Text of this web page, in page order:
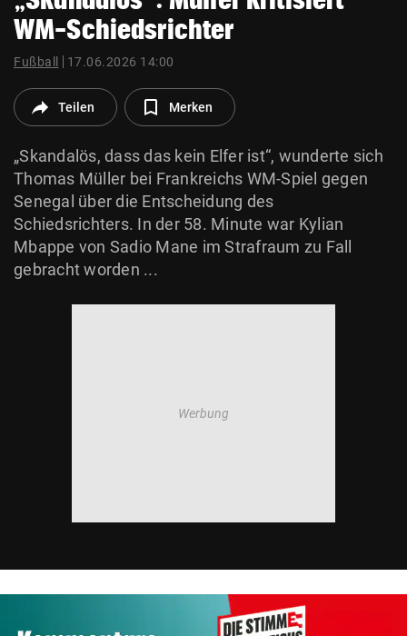
© Krone Multimedia GmbH & Co KG 2026
Muthgasse 2, 1190 Wien
WM-Schiedsrichter
Fußball 17.06.2026 14:00
Teilen Merken
„Skandalös, dass das kein Elfer ist“, wunderte sich
Thomas Müller bei Frankreichs WM-Spiel gegen
Senegal über die Entscheidung des
Schiedsrichters. In der 58. Minute war Kylian
Mbappe von Sadio Mane im Strafraum zu Fall
gebracht worden ...